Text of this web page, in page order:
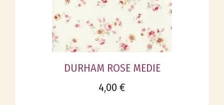
DURHAM ROSE MEDIE
4,00 €